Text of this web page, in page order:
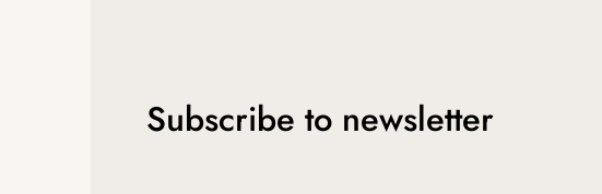
Subscribe to newsletter